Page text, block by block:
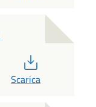
Scarica